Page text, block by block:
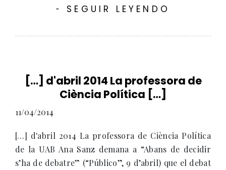
- SEGUIR LEYENDO
[…] d'abril 2014 La professora de
Ciència Política […]
11/04/2014
[…] d'abril 2014 La professora de Ciència Política
de la UAB Ana Sanz demana a “Abans de decidir
s’ha de debatre” (“Público”, 9 d’abril) que el debat